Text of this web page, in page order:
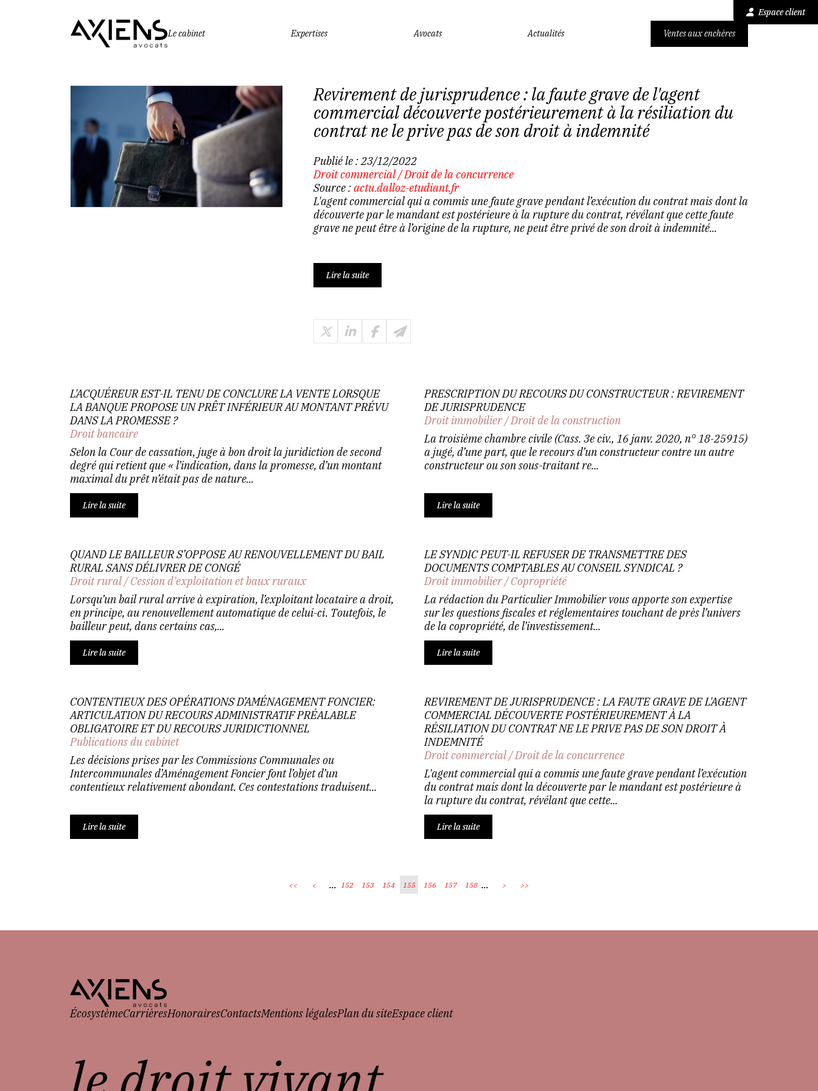
Espace client
Le cabinet
Expertises Avocats Actualités Ventes aux enchères
Revirement de jurisprudence : la faute grave de l'agent
commercial découverte postérieurement à la résiliation du
contrat ne le prive pas de son droit à indemnité
Publié le :23/12/2022
Droit commercial/Droit de la concurrence
Source :actu.dalloz-etudiant.fr
L'agent commercial qui a commis une faute grave pendant l’exécution du contrat mais dont la
découverte par le mandant est postérieure à la rupture du contrat, révélant que cette faute
grave ne peut être à l’origine de la rupture, ne peut être privé de son droit à indemnité...
Lire la suite
L'ACQUÉREUR EST-IL TENU DE CONCLURE LA VENTE LORSQUE
LA BANQUE PROPOSE UN PRÊT INFÉRIEUR AU MONTANT PRÉVU
DANS LA PROMESSE ?
Droit bancaire
Selon la Cour de cassation, juge à bon droit la juridiction de second
degré qui retient que « l’indication, dans la promesse, d’un montant
maximal du prêt n’était pas de nature...
Lire la suite
PRESCRIPTION DU RECOURS DU CONSTRUCTEUR : REVIREMENT
DE JURISPRUDENCE
Droit immobilier/Droit de la construction
La troisième chambre civile (Cass. 3e civ., 16 janv. 2020, n° 18-25915)
a jugé, d’une part, que le recours d’un constructeur contre un autre
constructeur ou son sous-traitant re...
Lire la suite
QUAND LE BAILLEUR S’OPPOSE AU RENOUVELLEMENT DU BAIL
RURAL SANS DÉLIVRER DE CONGÉ
Droit rural/Cession d'exploitation et baux ruraux
Lorsqu’un bail rural arrive à expiration, l’exploitant locataire a droit,
en principe, au renouvellement automatique de celui-ci. Toutefois, le
bailleur peut, dans certains cas,...
Lire la suite
LE SYNDIC PEUT-IL REFUSER DE TRANSMETTRE DES
DOCUMENTS COMPTABLES AU CONSEIL SYNDICAL ?
Droit immobilier/Copropriété
La rédaction du Particulier Immobilier vous apporte son expertise
sur les questions fiscales et réglementaires touchant de près l’univers
de la copropriété, de l’investissement...
Lire la suite
CONTENTIEUX DES OPÉRATIONS D’AMÉNAGEMENT FONCIER:
ARTICULATION DU RECOURS ADMINISTRATIF PRÉALABLE
OBLIGATOIRE ET DU RECOURS JURIDICTIONNEL
Publications du cabinet
Les décisions prises par les Commissions Communales ou
Intercommunales d’Aménagement Foncier font l’objet d’un
contentieux relativement abondant. Ces contestations traduisent...
Lire la suite
REVIREMENT DE JURISPRUDENCE : LA FAUTE GRAVE DE L'AGENT
COMMERCIAL DÉCOUVERTE POSTÉRIEUREMENT À LA
RÉSILIATION DU CONTRAT NE LE PRIVE PAS DE SON DROIT À
INDEMNITÉ
Droit commercial/Droit de la concurrence
L'agent commercial qui a commis une faute grave pendant l’exécution
du contrat mais dont la découverte par le mandant est postérieure à
la rupture du contrat, révélant que cette...
Lire la suite
<< < ... 152 153 154 155 156 157 158 ... > >>
ÉcosystèmeCarrièresHonorairesContactsMentions légalesPlan du siteEspace client